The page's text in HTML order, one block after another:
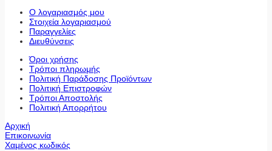
Ο λογαριασμός μου
Στοιχεία λογαριασμού
Παραγγελίες
Διευθύνσεις
Όροι χρήσης
Τρόποι πληρωμής
Πολιτική Παράδοσης Προϊόντων
Πολιτική Επιστροφών
Τρόποι Αποστολής
Πολιτική Απορρήτου
Αρχική
Επικοινωνία
Χαμένος κωδικός